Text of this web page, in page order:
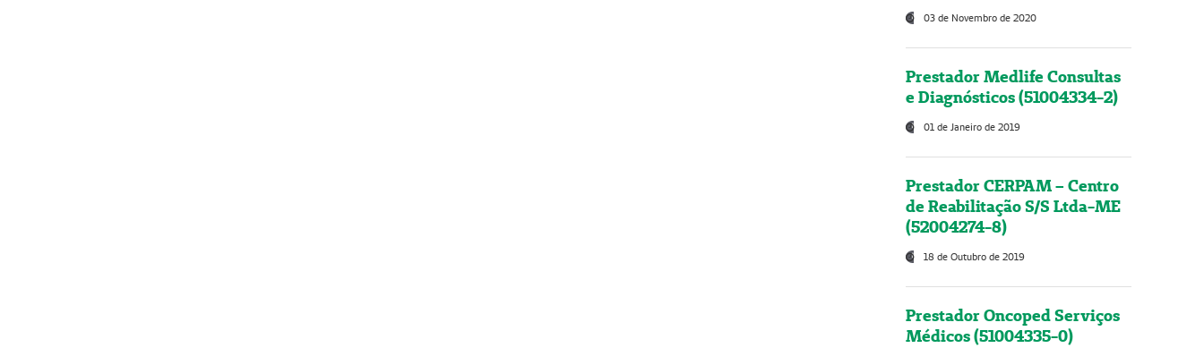
03 de Novembro de 2020
Prestador Medlife Consultas
e Diagnósticos (51004334-2)
01 de Janeiro de 2019
Prestador CERPAM – Centro
de Reabilitação S/S Ltda-ME
(52004274-8)
18 de Outubro de 2019
Prestador Oncoped Serviços
Médicos (51004335-0)